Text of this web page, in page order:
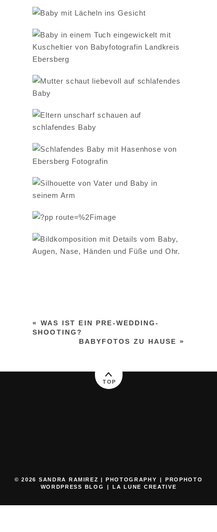
«
WAS IST EIN PRE-WEDDING-
SHOOTING?
BABYFOTOS ZU HAUSE »
TOP
© 2026 SANDRA RAMIREZ | PHOTOGRAPHY |
PROPHOTO
WORDPRESS BLOG
| LA LUNE CREATIVE